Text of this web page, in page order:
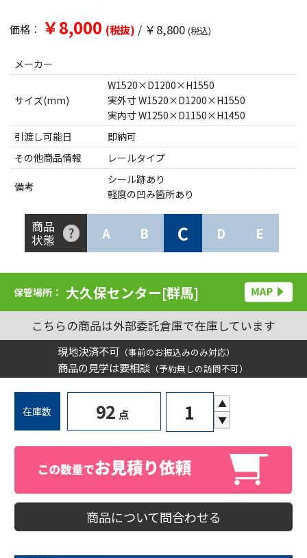
価格： ￥8,000 (税抜) / ￥8,800 (税込)
メーカー
サイズ(mm)
W1520×D1200×H1550
実外寸 W1520×D1200×H1550
実内寸 W1250×D1150×H1450
引渡し可能日
即納可
その他商品情報
レールタイプ
備考
シール跡あり
軽度の凹み箇所あり
商品
状態
A B C D E
保管場所： 大久保センター[群馬]
こちらの商品は外部委託倉庫で在庫しています
現地決済不可 （事前のお振込みのみ対応）
商品の見学は要相談 （予約無しの訪問不可）
在庫数 92 点
▲
▼
商品について問合わせる